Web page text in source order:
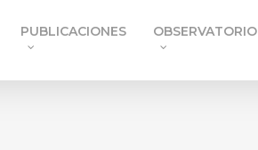
PUBLICACIONES OBSERVATORIO